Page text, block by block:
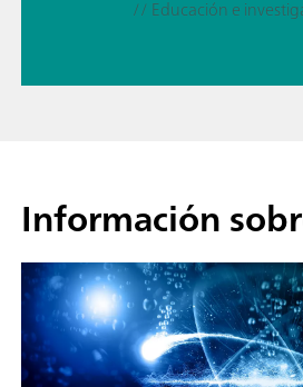
// Educación e
Información